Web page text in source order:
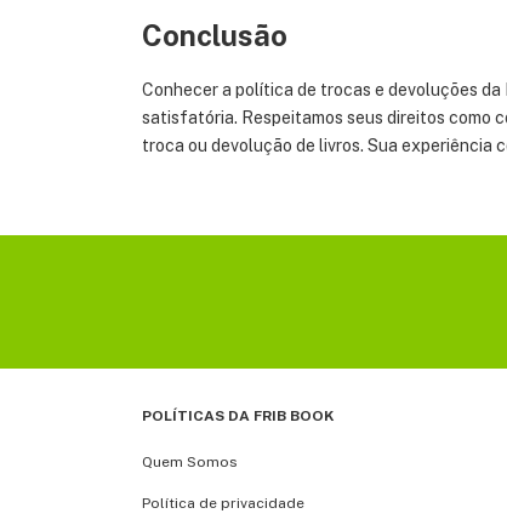
Conclusão
Conhecer a política de trocas e devoluções
satisfatória. Respeitamos seus direitos como
troca ou devolução de livros. Sua experiência
POLÍTICAS DA FRIB BOOK
Quem Somos
Política de privacidade